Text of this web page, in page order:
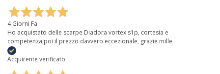
4 Giorni Fa
Ho acquistato delle scarpe Diadora vortex s1p, cortesia e
competenza,poi il prezzo davvero eccezionale, grazie mille
Acquirente verificato